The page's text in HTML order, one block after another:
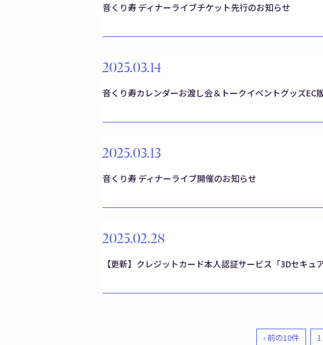
音くり寿 ディナーライブチケット先行のお知らせ
2025.03.14
音くり寿カレンダーお渡し会＆トークイベントグッズEC
2025.03.13
音くり寿 ディナーライブ開催のお知らせ
2025.02.28
【更新】クレジットカード本人認証サービス「3Dセキュ
‹ 前の10件 1